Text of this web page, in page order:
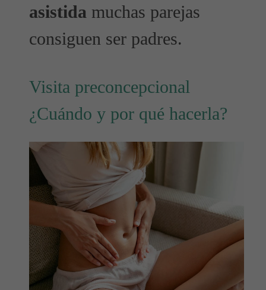
asistida muchas parejas
consiguen ser padres.
Visita preconcepcional
¿Cuándo y por qué hacerla?